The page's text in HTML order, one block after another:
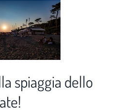
spiaggia dello